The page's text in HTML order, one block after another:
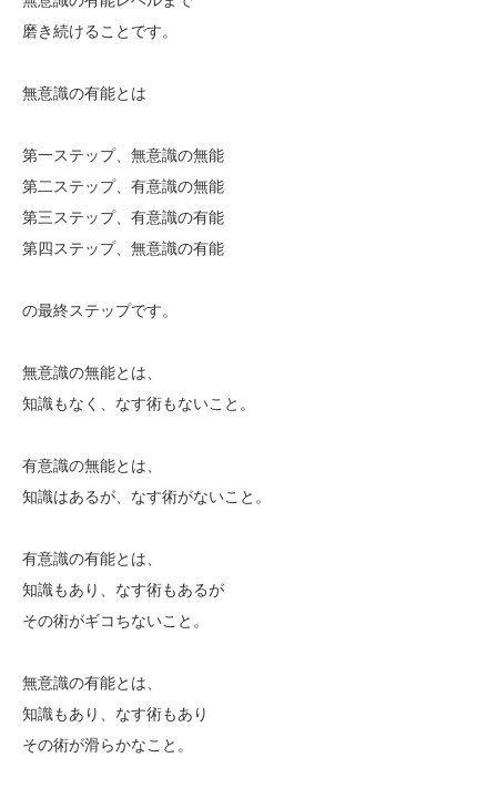
磨き続けることです。
無意識の有能とは
第一ステップ、無意識の無能
第二ステップ、有意識の無能
第三ステップ、有意識の有能
第四ステップ、無意識の有能
の最終ステップです。
無意識の無能とは、
知識もなく、なす術もないこと。
有意識の無能とは、
知識はあるが、なす術がないこと。
有意識の有能とは、
知識もあり、なす術もあるが
その術がギコちないこと。
無意識の有能とは、
知識もあり、なす術もあり
その術が滑らかなこと。